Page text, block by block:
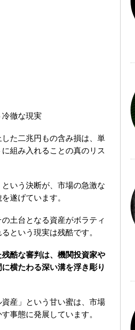
徹な現実
た二兆円もの含み損は、単
組み入れることの真のリス
いう決断が、市場の急激な
遂げています。
土台となる資産がボラティ
という現実は残酷です。
酷な審判は、機関投資家や
横たわる深い溝を浮き彫り
産」という甘い蜜は、市場
事態に発展しています。